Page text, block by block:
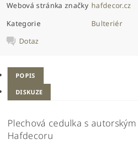
Webová stránka značky hafdecor.cz
Kategorie
Bulteriér
Dotaz
POPIS
DISKUZE
Plechová cedulka s
Hafdecoru